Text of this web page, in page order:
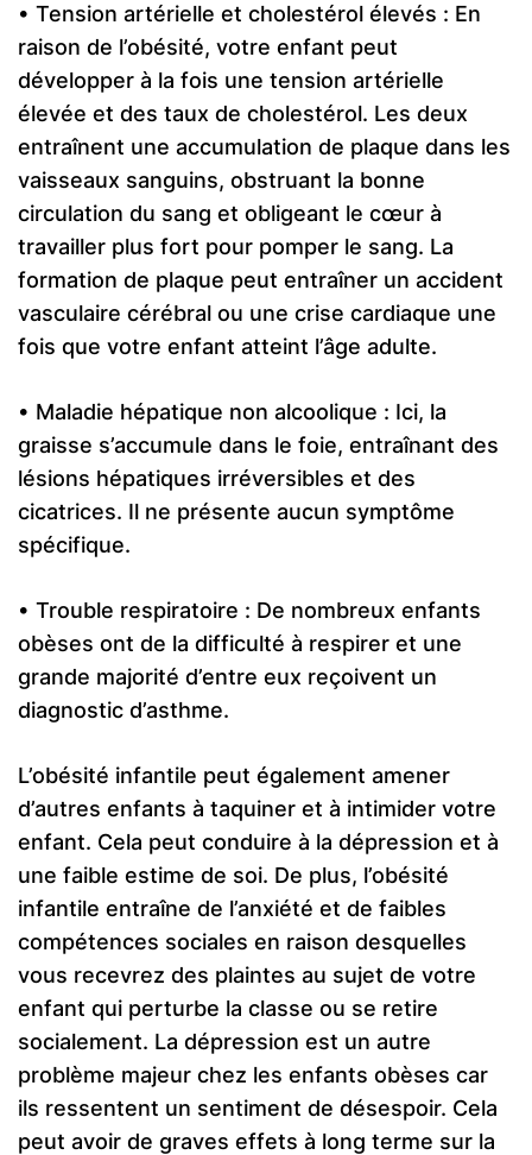
• Tension artérielle et cholestérol élevés : En
raison de l’obésité, votre enfant peut
développer à la fois une tension artérielle
élevée et des taux de cholestérol. Les deux
entraînent une accumulation de plaque dans les
vaisseaux sanguins, obstruant la bonne
circulation du sang et obligeant le cœur à
travailler plus fort pour pomper le sang. La
formation de plaque peut entraîner un accident
vasculaire cérébral ou une crise cardiaque une
fois que votre enfant atteint l’âge adulte.
• Maladie hépatique non alcoolique : Ici, la
graisse s’accumule dans le foie, entraînant des
lésions hépatiques irréversibles et des
cicatrices. Il ne présente aucun symptôme
spécifique.
• Trouble respiratoire : De nombreux enfants
obèses ont de la difficulté à respirer et une
grande majorité d’entre eux reçoivent un
diagnostic d’asthme.
L’obésité infantile peut également amener
d’autres enfants à taquiner et à intimider votre
enfant. Cela peut conduire à la dépression et à
une faible estime de soi. De plus, l’obésité
infantile entraîne de l’anxiété et de faibles
compétences sociales en raison desquelles
vous recevrez des plaintes au sujet de votre
enfant qui perturbe la classe ou se retire
socialement. La dépression est un autre
problème majeur chez les enfants obèses car
ils ressentent un sentiment de désespoir. Cela
peut avoir de graves effets à long terme sur la